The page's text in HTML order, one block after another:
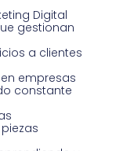
Digital
gestionan
a clientes
empresas
constante